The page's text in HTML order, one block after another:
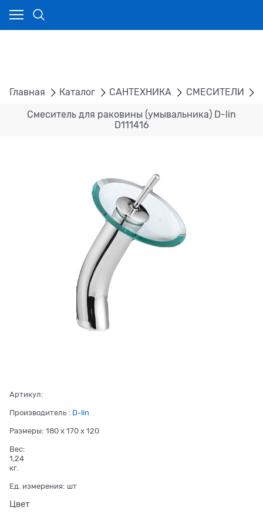
Главная Каталог САНТЕХНИКА СМЕСИТЕЛИ
Смеситель для раковины (умывальника) D-lin
D111416
Артикул:
Производитель : D-lin
Размеры: 180 x 170 x 120
Вес:
1,24
кг.
Ед. измерения: шт
Цвет